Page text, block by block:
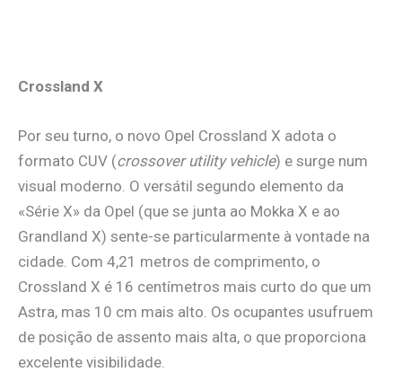
Crossland X
Por seu turno, o novo Opel Crossland X adota o
formato CUV (crossover utility vehicle) e surge num
visual moderno. O versátil segundo elemento da
«Série X» da Opel (que se junta ao Mokka X e ao
Grandland X) sente-se particularmente à vontade na
cidade. Com 4,21 metros de comprimento, o
Crossland X é 16 centímetros mais curto do que um
Astra, mas 10 cm mais alto. Os ocupantes usufruem
de posição de assento mais alta, o que proporciona
excelente visibilidade.